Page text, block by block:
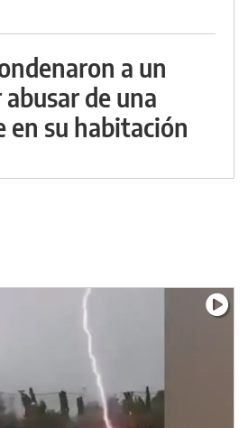
a un
de una
en su habitación